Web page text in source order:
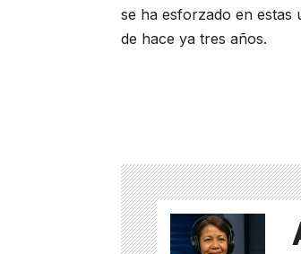
se ha esforzado en estas
de hace ya tres años.